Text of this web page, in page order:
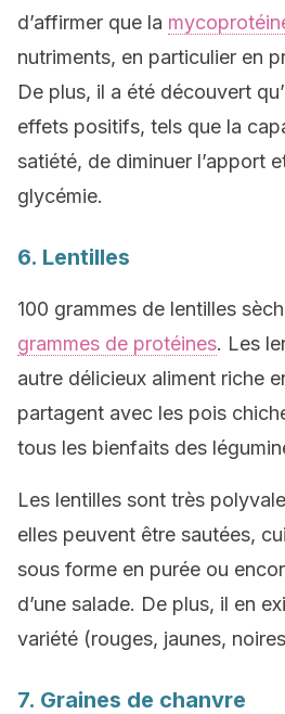
d’affirmer que la
nutriments, en particulier en
De plus, il a été découvert
effets positifs, tels que la
satiété, de diminuer l’apport
glycémie.
6. Lentilles
100 grammes de lentilles
grammes de protéines. Les
autre délicieux aliment riche
partagent avec les pois
tous les bienfaits des
Les lentilles sont très
elles peuvent être sautées,
sous forme en purée ou
d’une salade. De plus, il en
variété (rouges, jaunes,
7. Graines de chanvre